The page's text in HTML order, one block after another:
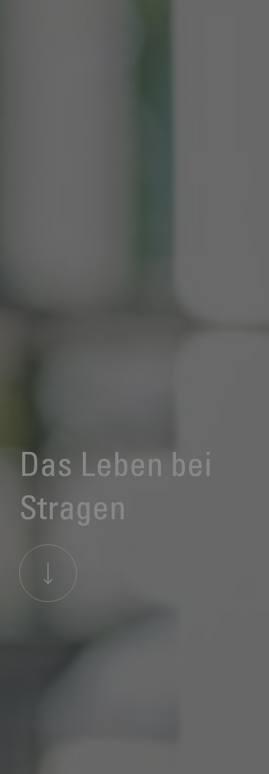
Das Leben bei
Stragen